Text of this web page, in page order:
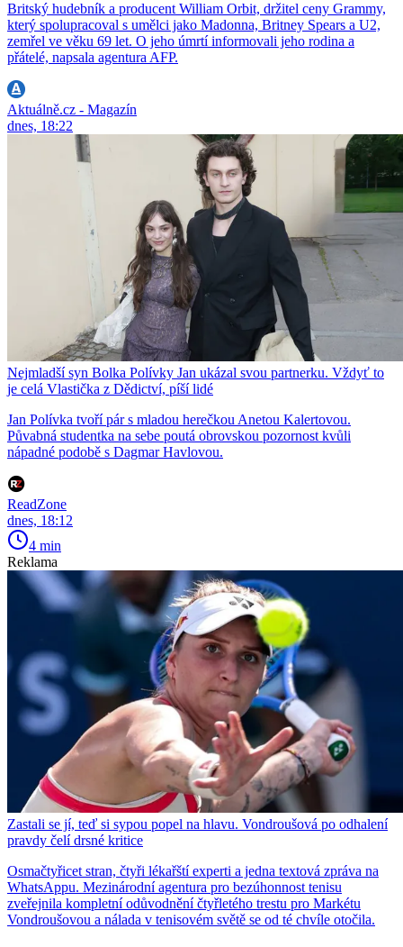
Britský hudebník a producent William Orbit, držitel ceny Grammy,
který spolupracoval s umělci jako Madonna, Britney Spears a U2,
zemřel ve věku 69 let. O jeho úmrtí informovali jeho rodina a
přátelé, napsala agentura AFP.
Aktuálně.cz - Magazín
dnes, 18:22
Nejmladší syn Bolka Polívky Jan ukázal svou partnerku. Vždyť to
je celá Vlastička z Dědictví, píší lidé
Jan Polívka tvoří pár s mladou herečkou Anetou Kalertovou.
Půvabná studentka na sebe poutá obrovskou pozornost kvůli
nápadné podobě s Dagmar Havlovou.
ReadZone
dnes, 18:12
4 min
Reklama
Zastali se jí, teď si sypou popel na hlavu. Vondroušová po odhalení
pravdy čelí drsné kritice
Osmačtyřicet stran, čtyři lékařští experti a jedna textová zpráva na
WhatsAppu. Mezinárodní agentura pro bezúhonnost tenisu
zveřejnila kompletní odůvodnění čtyřletého trestu pro Markétu
Vondroušovou a nálada v tenisovém světě se od té chvíle otočila.